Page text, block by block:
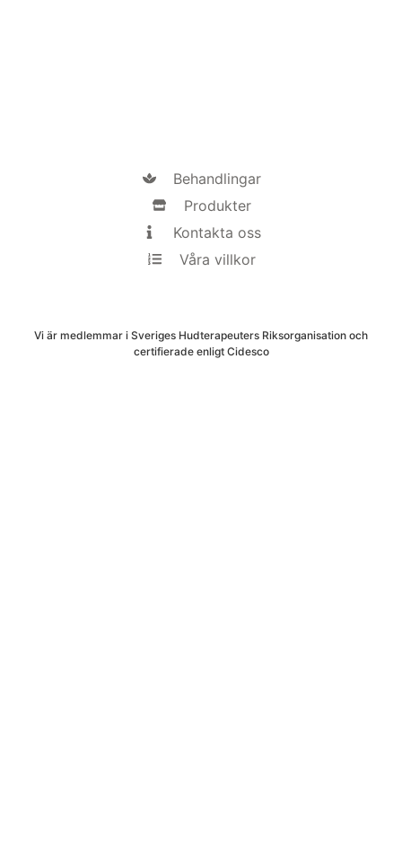
Behandlingar
Produkter
Kontakta oss
Våra villkor
Vi är medlemmar i Sveriges Hudterapeuters Riksorganisation och
certifierade enligt Cidesco